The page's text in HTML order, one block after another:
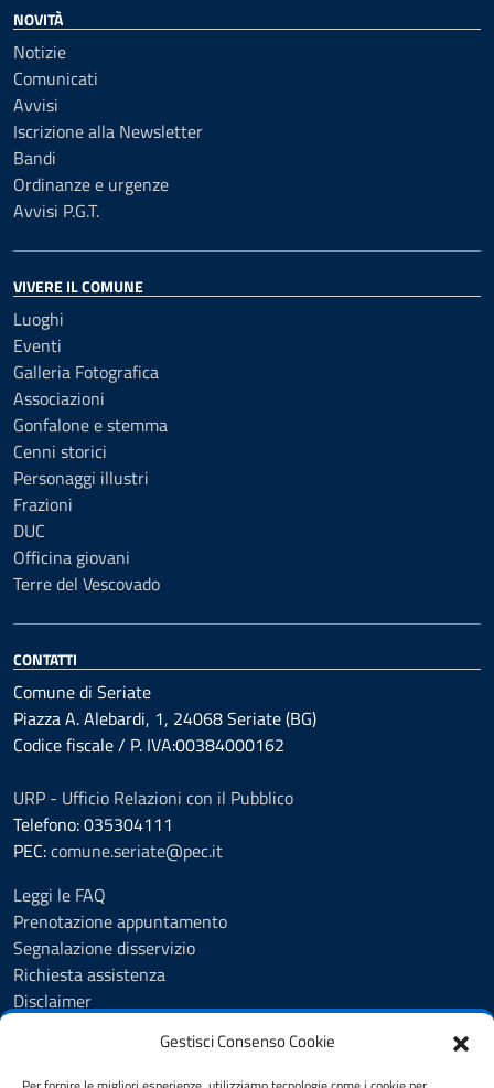
Gestisci Consenso Cookie
NOVITÀ
Notizie
Comunicati
Avvisi
Iscrizione alla Newsletter
Bandi
Ordinanze e urgenze
Avvisi P.G.T.
VIVERE IL COMUNE
Luoghi
Eventi
Galleria Fotografica
Associazioni
Gonfalone e stemma
Cenni storici
Personaggi illustri
Frazioni
DUC
Officina giovani
Terre del Vescovado
CONTATTI
Comune di Seriate
Piazza A. Alebardi, 1, 24068 Seriate (BG)
Codice fiscale / P. IVA:00384000162
URP - Ufficio Relazioni con il Pubblico
Telefono: 035304111
PEC:comune.seriate@pec.it
Leggi le FAQ
Prenotazione appuntamento
Segnalazione disservizio
Richiesta assistenza
Disclaimer
Cookie Policy